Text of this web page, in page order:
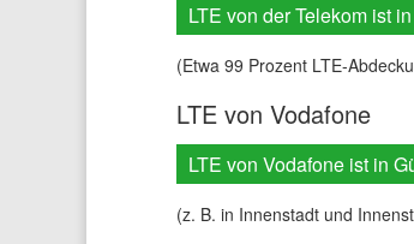
LTE von der Telekom ist
(Etwa 99 Prozent LTE-
LTE von Vodafone
LTE von Vodafone ist in
(z. B. in Innenstadt und